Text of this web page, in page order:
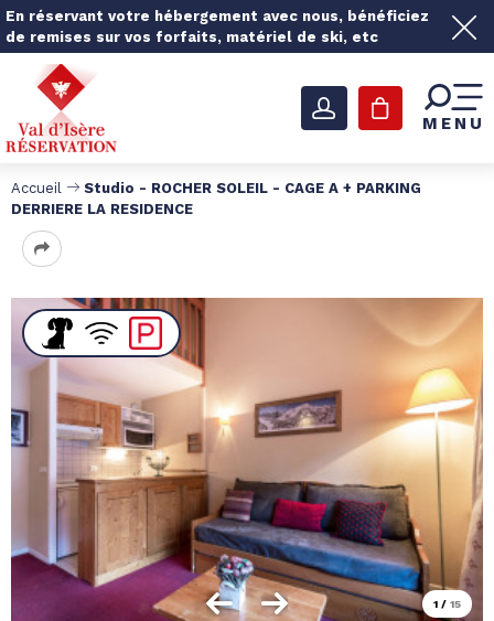
En réservant votre hébergement avec nous, bénéficiez
de remises sur vos forfaits, matériel de ski, etc
MENU
Accueil
Studio - ROCHER SOLEIL - CAGE A + PARKING
DERRIERE LA RESIDENCE
1 / 15